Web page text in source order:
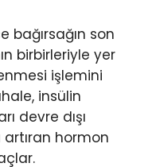
bağırsağın son
birbirleriyle yer
işlemini
insülin
devre dışı
artıran hormon